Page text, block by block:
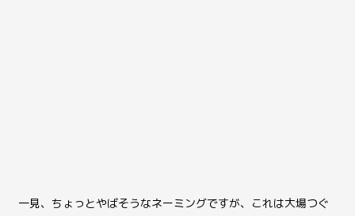
一見、ちょっとやばそうなネーミングですが、これは大場つぐ